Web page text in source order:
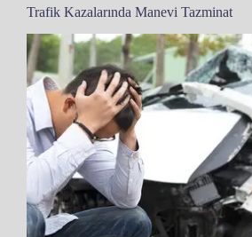
Trafik Kazalarında Manevi Tazminat